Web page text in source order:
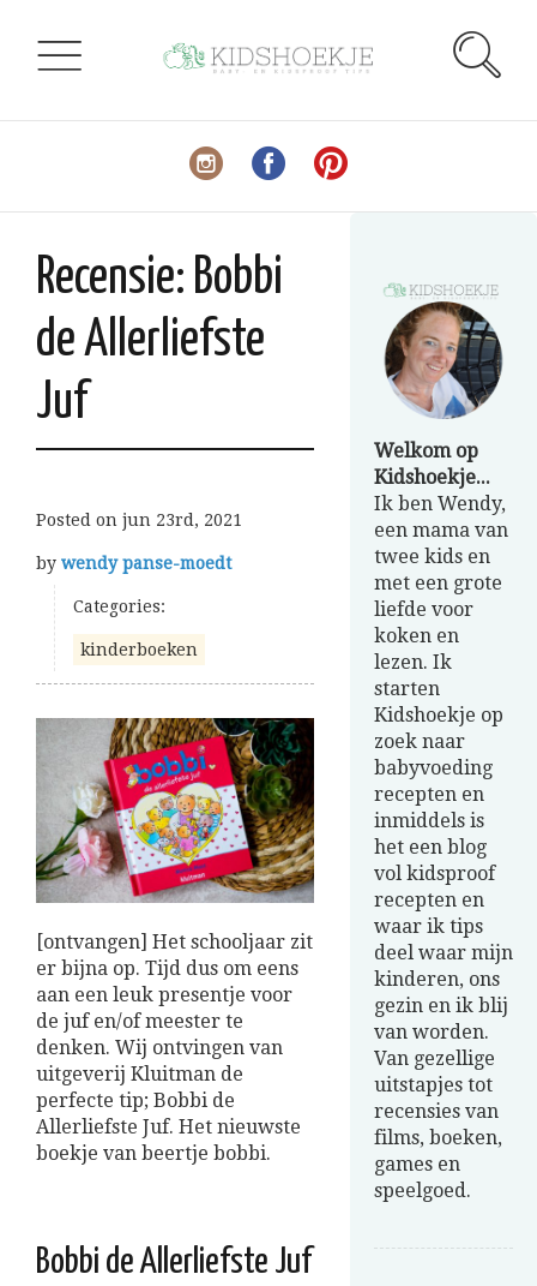
Recensie: Bobbi
de Allerliefste
Juf
Posted on jun 23rd, 2021
by wendy panse-moedt
Categories:
kinderboeken
[ontvangen] Het schooljaar zit
er bijna op. Tijd dus om eens
aan een leuk presentje voor
de juf en/of meester te
denken. Wij ontvingen van
uitgeverij Kluitman de
perfecte tip; Bobbi de
Allerliefste Juf. Het nieuwste
boekje van beertje bobbi.
Bobbi de Allerliefste Juf
Welkom op
Kidshoekje...
Ik ben Wendy,
een mama van
twee kids en
met een grote
liefde voor
koken en
lezen. Ik
starten
Kidshoekje op
zoek naar
babyvoeding
recepten en
inmiddels is
het een blog
vol kidsproof
recepten en
waar ik tips
deel waar mijn
kinderen, ons
gezin en ik blij
van worden.
Van gezellige
uitstapjes tot
recensies van
films, boeken,
games en
speelgoed.